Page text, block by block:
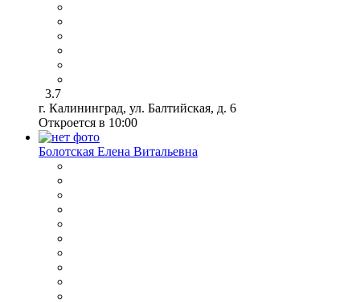
3.7
г. Калининград, ул. Балтийская, д. 6
Откроется в 10:00
Болотская Елена Витальевна